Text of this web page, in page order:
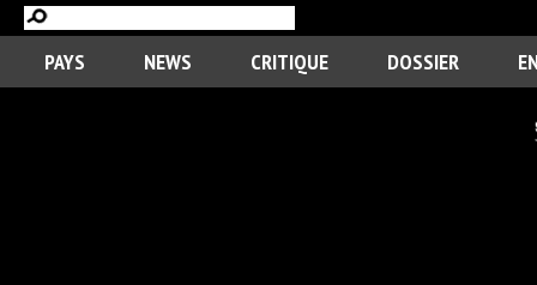
PAYS NEWS CRITIQUE DOSSIER